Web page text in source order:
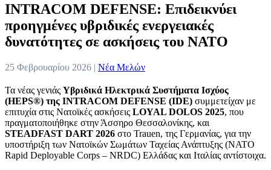
INTRACOM DEFENSE: Επιδεικνύει
προηγμένες υβριδικές ενεργειακές
δυνατότητες σε ασκήσεις του ΝΑΤΟ
25 Φεβρουαρίου 2026 | Νέα Μελών
Τα νέας γενιάς Υβριδικά Ηλεκτρικά Συστήματα Ισχύος
(HEPS®) της INTRACOM DEFENSE (IDE) συμμετείχαν με
επιτυχία στις Nατοϊκές ασκήσεις LOYAL DOLOS 2025, που
πραγματοποιήθηκε στην Άσσηρο Θεσσαλονίκης, και
STEADFAST DART 2026 στο Trauen, της Γερμανίας, για την
υποστήριξη των Νατοϊκών Σωμάτων Ταχείας Ανάπτυξης (NATO
Rapid Deployable Corps – NRDC) Ελλάδας και Ιταλίας αντίστοιχα.